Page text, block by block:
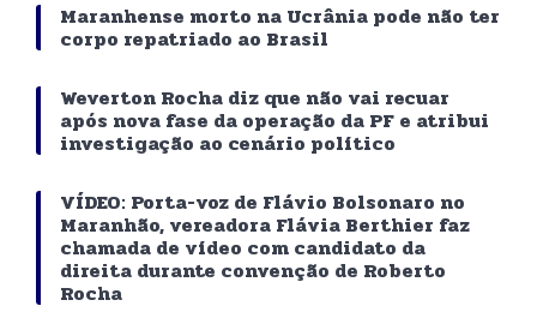
Maranhense morto na Ucrânia pode não ter
corpo repatriado ao Brasil
Weverton Rocha diz que não vai recuar
após nova fase da operação da PF e atribui
investigação ao cenário político
VÍDEO: Porta-voz de Flávio Bolsonaro no
Maranhão, vereadora Flávia Berthier faz
chamada de vídeo com candidato da
direita durante convenção de Roberto
Rocha